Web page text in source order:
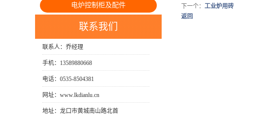
电炉控制柜及配件
联系我们
联系人：乔经理
手机：13589880668
电话：0535-8504381
网址：www.lkdianlu.cn
地址：龙口市黄城南山路北首
下一个： 工业炉用砖
返回